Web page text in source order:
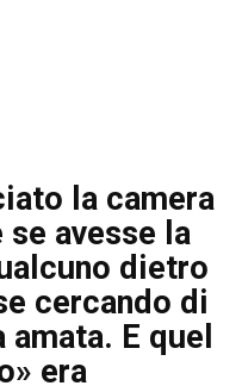
la camera
avesse la
dietro
cercando di
E quel
era